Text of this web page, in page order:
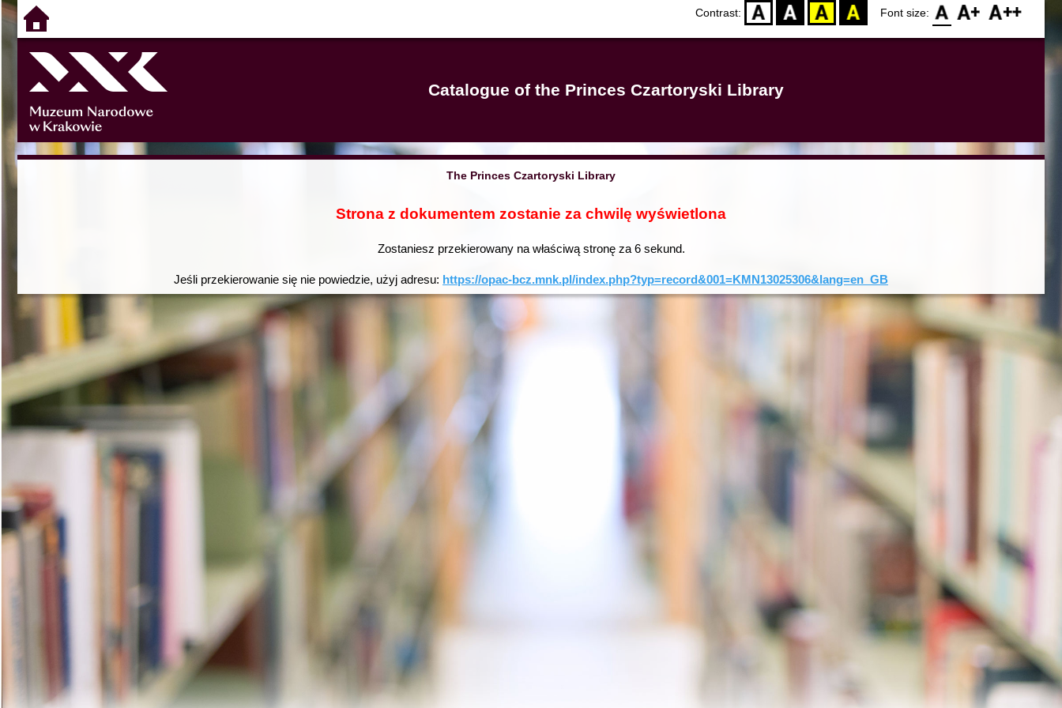
Contrast: D BW YB BY Font size: F0 F1 F2
Catalogue of the Princes Czartoryski Library
The Princes Czartoryski Library
Strona z dokumentem zostanie za chwilę wyświetlona
Zostaniesz przekierowany na właściwą stronę za 6sekund.
Jeśli przekierowanie się nie powiedzie, użyj adresu: https://opac-bcz.mnk.pl/index.php?typ=record&001=KMN13025306&lang=en_GB